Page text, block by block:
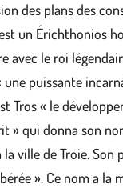
des plans des
un Érichthonios
avec le roi
une puissante
Tros « le
» qui donna son
ville de Troie. Son
». Ce nom a la